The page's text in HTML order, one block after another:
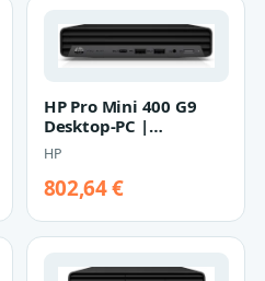
HP Pro Mini 400 G9
Desktop-PC |
937t8ea#abd | Core
i5-14500T - 8GB RAM
HP
802,64 €